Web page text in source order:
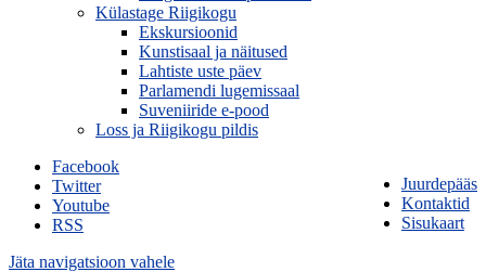
Külastage Riigikogu
Ekskursioonid
Kunstisaal ja näitused
Lahtiste uste päev
Parlamendi lugemissaal
Suveniiride e-pood
Loss ja Riigikogu pildis
Juurdepääs
Kontaktid
Sisukaart
Facebook
Twitter
Youtube
RSS
Jäta navigatsioon vahele